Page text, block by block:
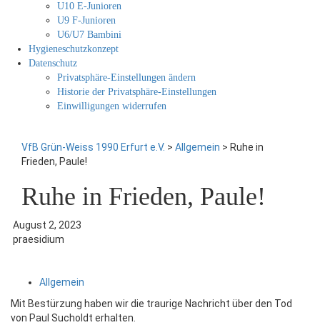
U10 E-Junioren
U9 F-Junioren
U6/U7 Bambini
Hygieneschutzkonzept
Datenschutz
Privatsphäre-Einstellungen ändern
Historie der Privatsphäre-Einstellungen
Einwilligungen widerrufen
VfB Grün-Weiss 1990 Erfurt e.V. > Allgemein > Ruhe in
Frieden, Paule!
Ruhe in Frieden, Paule!
August 2, 2023
praesidium
Allgemein
Mit Bestürzung haben wir die traurige Nachricht über den Tod
von Paul Sucholdt erhalten.